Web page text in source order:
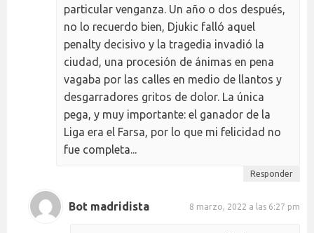
particular venganza. Un año o dos después,
no lo recuerdo bien, Djukic falló aquel
penalty decisivo y la tragedia invadió la
ciudad, una procesión de ánimas en pena
vagaba por las calles en medio de llantos y
desgarradores gritos de dolor. La única
pega, y muy importante: el ganador de la
Liga era el Farsa, por lo que mi felicidad no
fue completa...
Responder
Bot madridista 8 marzo, 2022 a las 6:27 pm